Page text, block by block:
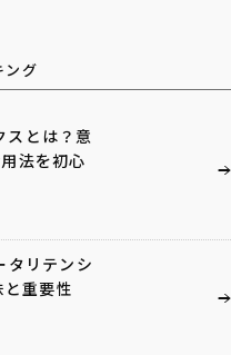
ング
スとは？意
法を初心
タリテンシ
重要性